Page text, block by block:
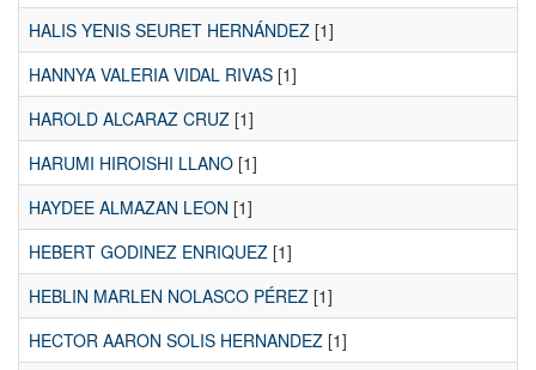
HALIS YENIS SEURET HERNÁNDEZ [1]
HANNYA VALERIA VIDAL RIVAS [1]
HAROLD ALCARAZ CRUZ [1]
HARUMI HIROISHI LLANO [1]
HAYDEE ALMAZAN LEON [1]
HEBERT GODINEZ ENRIQUEZ [1]
HEBLIN MARLEN NOLASCO PÉREZ [1]
HECTOR AARON SOLIS HERNANDEZ [1]